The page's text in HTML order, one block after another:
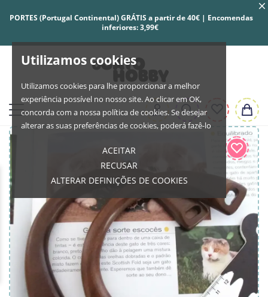
Utilizamos cookies
Utilizamos cookies para lhe proporcionar a melhor
experiência possível no nosso site. Ao clicar em OK,
concorda com a nossa política de cookies. Se desejar
alterar as suas preferências de cookies, poderá fazê-lo
ACEITAR
RECUSAR
ALTERAR DEFINIÇÕES DE COOKIES
PORTES (Portugal Continental) GRÁTIS a partir de 40€ | Encomendas
inferiores: 3,99€